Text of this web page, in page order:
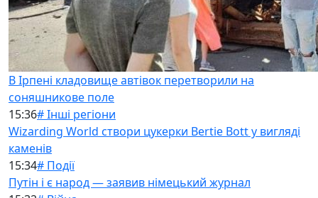
В Ірпені кладовище автівок перетворили на
соняшникове поле
15:36# Інші регіони
Wizarding World створи цукерки Bertie Bott у вигляді
каменів
15:34# Події
Путін і є народ — заявив німецький журнал